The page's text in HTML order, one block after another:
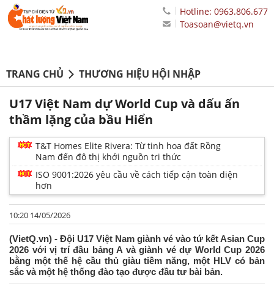
Hotline: 0963.806.677
Toasoan@vietq.vn
TRANG CHỦ THƯƠNG HIỆU HỘI NHẬP
U17 Việt Nam dự World Cup và dấu ấn
thầm lặng của bầu Hiển
T&T Homes Elite Rivera: Từ tinh hoa đất Rồng
Nam đến đô thị khởi nguồn tri thức
ISO 9001:2026 yêu cầu về cách tiếp cận toàn diện
hơn
10:20 14/05/2026
(VietQ.vn) - Đội U17 Việt Nam giành vé vào tứ kết Asian Cup
2026 với vị trí đầu bảng A và giành vé dự World Cup 2026
bằng một thế hệ cầu thủ giàu tiềm năng, một HLV có bản
sắc và một hệ thống đào tạo được đầu tư bài bản.